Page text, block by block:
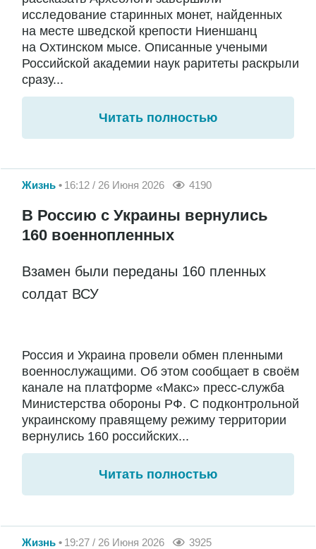
исследование старинных монет, найденных
на месте шведской крепости Ниеншанц
на Охтинском мысе. Описанные учеными
Российской академии наук раритеты раскрыли
сразу...
Читать полностью
Жизнь 16:12 / 26 Июня 2026 4190
В Россию с Украины вернулись
160 военнопленных
Взамен были переданы 160 пленных
солдат ВСУ
Россия и Украина провели обмен пленными
военнослужащими. Об этом сообщает в своём
канале на платформе «Макс» пресс-служба
Министерства обороны РФ. С подконтрольной
украинскому правящему режиму территории
вернулись 160 российских...
Читать полностью
Жизнь 19:27 / 26 Июня 2026 3925